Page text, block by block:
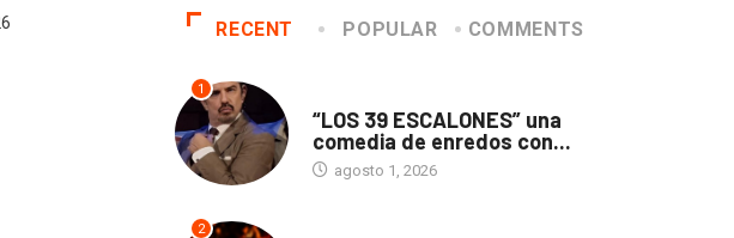
marzo 10, 2026
RECENT POPULAR COMMENTS
1
“LOS 39 ESCALONES” una
comedia de enredos con...
agosto 1, 2026
2